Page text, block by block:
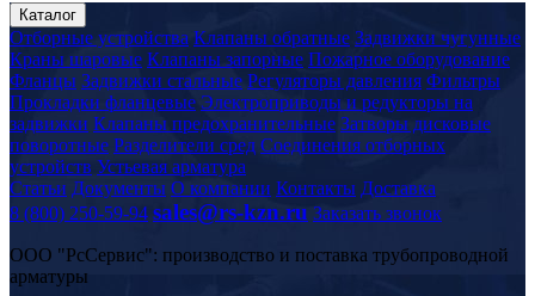
Каталог
Отборные устройства Клапаны обратные Задвижки чугунные
Краны шаровые Клапаны запорные Пожарное оборудование
Фланцы Задвижки стальные Регуляторы давления Фильтры
Прокладки фланцевые Электроприводы и редукторы на
задвижки Клапаны предохранительные Затворы дисковые
поворотные Разделители сред Соединения отборных
устройств Устьевая арматура
Статьи Документы О компании Контакты Доставка
8 (800) 250-59-94 sales@rs-kzn.ru Заказать звонок
ООО "РсСервис": производство и поставка трубопроводной
арматуры